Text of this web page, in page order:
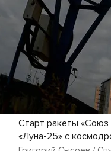
Старт ракеты «Союз
«Луна-25» с